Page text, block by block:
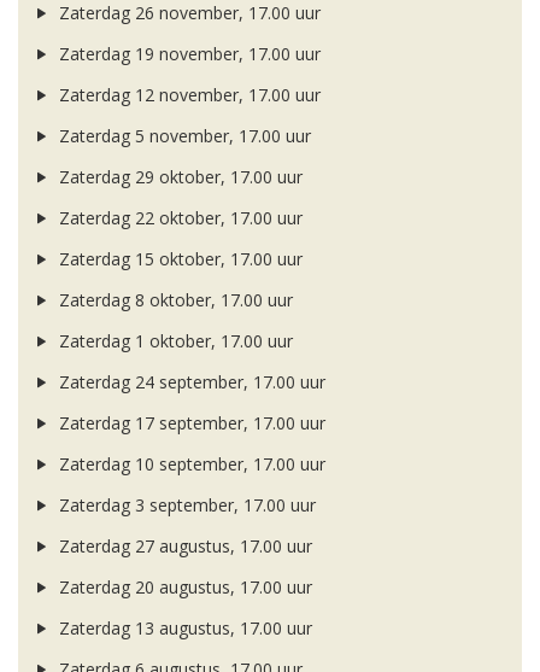
Zaterdag 26 november, 17.00 uur
Zaterdag 19 november, 17.00 uur
Zaterdag 12 november, 17.00 uur
Zaterdag 5 november, 17.00 uur
Zaterdag 29 oktober, 17.00 uur
Zaterdag 22 oktober, 17.00 uur
Zaterdag 15 oktober, 17.00 uur
Zaterdag 8 oktober, 17.00 uur
Zaterdag 1 oktober, 17.00 uur
Zaterdag 24 september, 17.00 uur
Zaterdag 17 september, 17.00 uur
Zaterdag 10 september, 17.00 uur
Zaterdag 3 september, 17.00 uur
Zaterdag 27 augustus, 17.00 uur
Zaterdag 20 augustus, 17.00 uur
Zaterdag 13 augustus, 17.00 uur